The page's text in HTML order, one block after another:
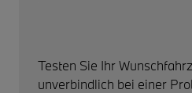
Testen Sie Ihr
unverbindlich bei einer